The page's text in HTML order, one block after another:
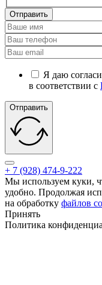
Отправить
Я даю
в соответствии с
Отправить
+ 7 (928) 474-9-222
Мы используем куки,
удобно. Продолжая
на обработку файлов
Принять
Политика